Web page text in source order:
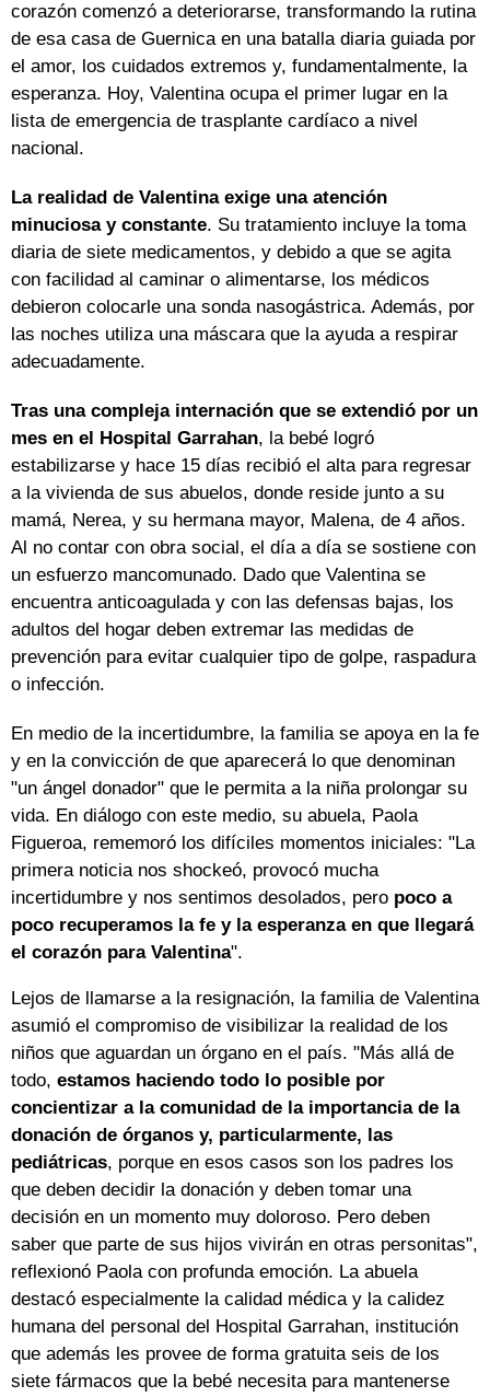
corazón comenzó a deteriorarse, transformando la rutina
de esa casa de Guernica en una batalla diaria guiada por
el amor, los cuidados extremos y, fundamentalmente, la
esperanza. Hoy, Valentina ocupa el primer lugar en la
lista de emergencia de trasplante cardíaco a nivel
nacional.
La realidad de Valentina exige una atención
minuciosa y constante. Su tratamiento incluye la toma
diaria de siete medicamentos, y debido a que se agita
con facilidad al caminar o alimentarse, los médicos
debieron colocarle una sonda nasogástrica. Además, por
las noches utiliza una máscara que la ayuda a respirar
adecuadamente.
Tras una compleja internación que se extendió por un
mes en el Hospital Garrahan, la bebé logró
estabilizarse y hace 15 días recibió el alta para regresar
a la vivienda de sus abuelos, donde reside junto a su
mamá, Nerea, y su hermana mayor, Malena, de 4 años.
Al no contar con obra social, el día a día se sostiene con
un esfuerzo mancomunado. Dado que Valentina se
encuentra anticoagulada y con las defensas bajas, los
adultos del hogar deben extremar las medidas de
prevención para evitar cualquier tipo de golpe, raspadura
o infección.
En medio de la incertidumbre, la familia se apoya en la fe
y en la convicción de que aparecerá lo que denominan
"un ángel donador" que le permita a la niña prolongar su
vida. En diálogo con este medio, su abuela, Paola
Figueroa, rememoró los difíciles momentos iniciales: "La
primera noticia nos shockeó, provocó mucha
incertidumbre y nos sentimos desolados, pero poco a
poco recuperamos la fe y la esperanza en que llegará
el corazón para Valentina".
Lejos de llamarse a la resignación, la familia de Valentina
asumió el compromiso de visibilizar la realidad de los
niños que aguardan un órgano en el país. "Más allá de
todo, estamos haciendo todo lo posible por
concientizar a la comunidad de la importancia de la
donación de órganos y, particularmente, las
pediátricas, porque en esos casos son los padres los
que deben decidir la donación y deben tomar una
decisión en un momento muy doloroso. Pero deben
saber que parte de sus hijos vivirán en otras personitas",
reflexionó Paola con profunda emoción. La abuela
destacó especialmente la calidad médica y la calidez
humana del personal del Hospital Garrahan, institución
que además les provee de forma gratuita seis de los
siete fármacos que la bebé necesita para mantenerse